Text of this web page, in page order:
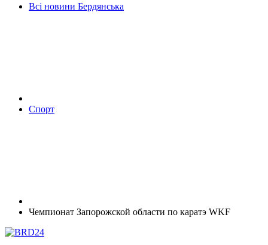
Всі новини Бердянська
Спорт
Чемпионат Запорожской области по каратэ WKF